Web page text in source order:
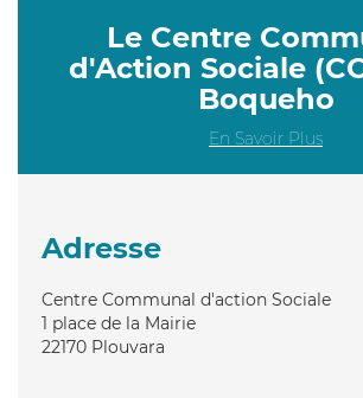
Le Centre
d'Action Sociale
Boqueho
En Savoir Plus
Adresse
Centre Communal d'action Sociale
1 place de la Mairie
22170 Plouvara